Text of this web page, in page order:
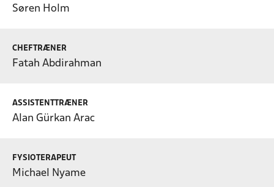
Søren Holm
CHEFTRÆNER
Fatah Abdirahman
ASSISTENTTRÆNER
Alan Gürkan Arac
FYSIOTERAPEUT
Michael Nyame